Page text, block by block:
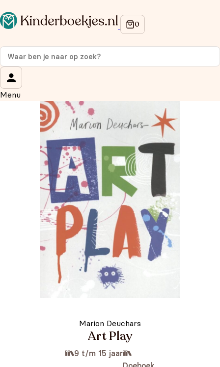
Menu
Marion Deuchars
Art Play
9 t/m 15 jaar
Op de hoogte blijven van onze acties?
Meld je aan voor onze nieuwsbrief en ontvang
korting
Wat is je voornaam?
Wat is je e-mailadres?*
Aanmelden
We gebruiken je gegevens om contact op te nemen, in
overeenstemming met ons privacybeleid.